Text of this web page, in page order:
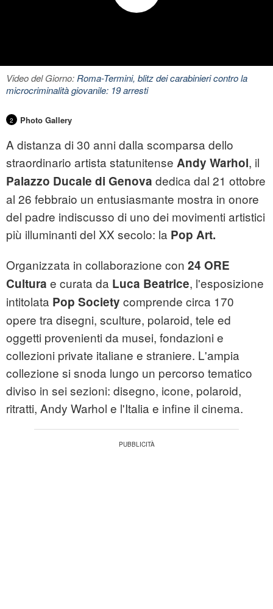
Video del Giorno:Roma-Termini, blitz dei carabinieri contro la
microcriminalità giovanile: 19 arresti
2 Photo Gallery
A distanza di 30 anni dalla scomparsa dello
straordinario artista statunitense Andy Warhol, il
Palazzo Ducale di Genova dedica dal 21 ottobre
al 26 febbraio un entusiasmante mostra in onore
del padre indiscusso di uno dei movimenti artistici
più illuminanti del XX secolo: la Pop Art.
Organizzata in collaborazione con 24 ORE
Cultura e curata da Luca Beatrice, l'esposizione
intitolata Pop Society comprende circa 170
opere tra disegni, sculture, polaroid, tele ed
oggetti provenienti da musei, fondazioni e
collezioni private italiane e straniere. L'ampia
collezione si snoda lungo un percorso tematico
diviso in sei sezioni: disegno, icone, polaroid,
ritratti, Andy Warhol e l'Italia e infine il cinema.